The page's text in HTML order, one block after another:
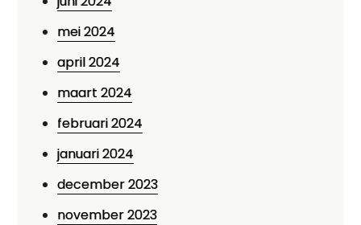
mei 2024
april 2024
maart 2024
februari 2024
januari 2024
december 2023
november 2023